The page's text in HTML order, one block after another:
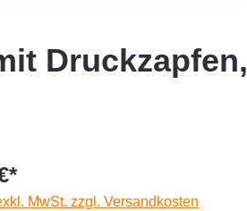
Druckzapfen,
MwSt. zzgl. Versandkosten